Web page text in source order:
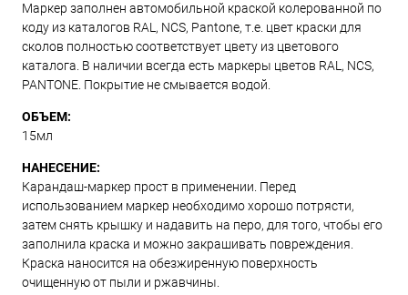
Маркер заполнен автомобильной краской колерованной по
коду из каталогов RAL, NCS, Pantone, т.е. цвет краски для
сколов полностью соответствует цвету из цветового
каталога. В наличии всегда есть маркеры цветов RAL, NCS,
PANTONE. Покрытие не смывается водой.
ОБЪЕМ:
15мл
НАНЕСЕНИЕ:
Карандаш-маркер прост в применении. Перед
использованием маркер необходимо хорошо потрясти,
затем снять крышку и надавить на перо, для того, чтобы его
заполнила краска и можно закрашивать повреждения.
Краска наносится на обезжиренную поверхность
очищенную от пыли и ржавчины.